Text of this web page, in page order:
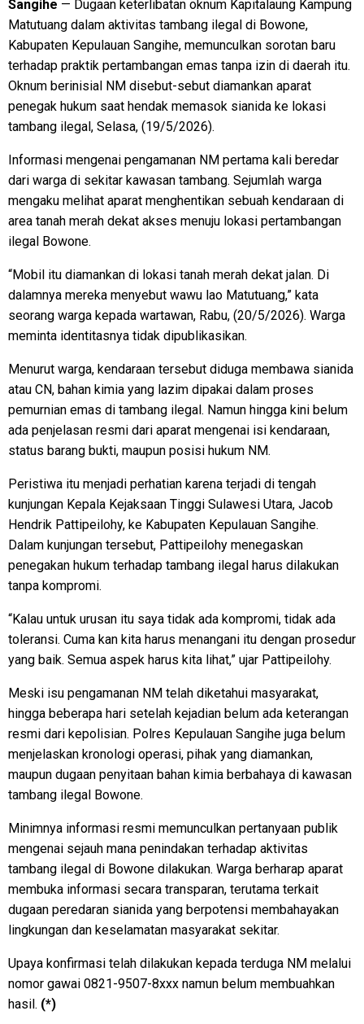
Sangihe — Dugaan keterlibatan oknum Kapitalaung Kampung
Matutuang dalam aktivitas tambang ilegal di Bowone,
Kabupaten Kepulauan Sangihe, memunculkan sorotan baru
terhadap praktik pertambangan emas tanpa izin di daerah itu.
Oknum berinisial NM disebut-sebut diamankan aparat
penegak hukum saat hendak memasok sianida ke lokasi
tambang ilegal, Selasa, (19/5/2026).
Informasi mengenai pengamanan NM pertama kali beredar
dari warga di sekitar kawasan tambang. Sejumlah warga
mengaku melihat aparat menghentikan sebuah kendaraan di
area tanah merah dekat akses menuju lokasi pertambangan
ilegal Bowone.
“Mobil itu diamankan di lokasi tanah merah dekat jalan. Di
dalamnya mereka menyebut wawu lao Matutuang,” kata
seorang warga kepada wartawan, Rabu, (20/5/2026). Warga
meminta identitasnya tidak dipublikasikan.
Menurut warga, kendaraan tersebut diduga membawa sianida
atau CN, bahan kimia yang lazim dipakai dalam proses
pemurnian emas di tambang ilegal. Namun hingga kini belum
ada penjelasan resmi dari aparat mengenai isi kendaraan,
status barang bukti, maupun posisi hukum NM.
Peristiwa itu menjadi perhatian karena terjadi di tengah
kunjungan Kepala Kejaksaan Tinggi Sulawesi Utara, Jacob
Hendrik Pattipeilohy, ke Kabupaten Kepulauan Sangihe.
Dalam kunjungan tersebut, Pattipeilohy menegaskan
penegakan hukum terhadap tambang ilegal harus dilakukan
tanpa kompromi.
“Kalau untuk urusan itu saya tidak ada kompromi, tidak ada
toleransi. Cuma kan kita harus menangani itu dengan prosedur
yang baik. Semua aspek harus kita lihat,” ujar Pattipeilohy.
Meski isu pengamanan NM telah diketahui masyarakat,
hingga beberapa hari setelah kejadian belum ada keterangan
resmi dari kepolisian. Polres Kepulauan Sangihe juga belum
menjelaskan kronologi operasi, pihak yang diamankan,
maupun dugaan penyitaan bahan kimia berbahaya di kawasan
tambang ilegal Bowone.
Minimnya informasi resmi memunculkan pertanyaan publik
mengenai sejauh mana penindakan terhadap aktivitas
tambang ilegal di Bowone dilakukan. Warga berharap aparat
membuka informasi secara transparan, terutama terkait
dugaan peredaran sianida yang berpotensi membahayakan
lingkungan dan keselamatan masyarakat sekitar.
Upaya konfirmasi telah dilakukan kepada terduga NM melalui
nomor gawai 0821-9507-8xxx namun belum membuahkan
hasil. (*)